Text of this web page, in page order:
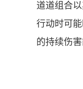
道道组合
行动时可
的持续伤